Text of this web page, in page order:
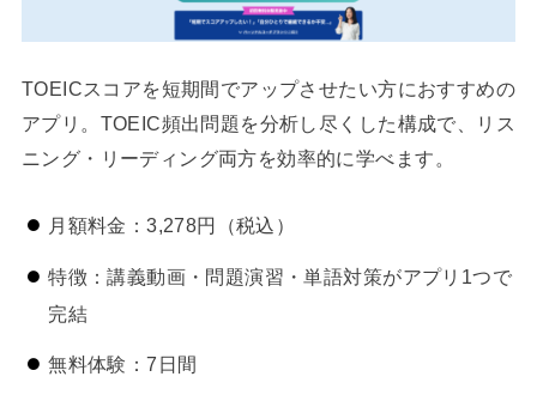
TOEICスコアを短期間でアップさせたい方におすすめの
アプリ。TOEIC頻出問題を分析し尽くした構成で、リス
ニング・リーディング両方を効率的に学べます。
月額料金：3,278円（税込）
特徴：講義動画・問題演習・単語対策がアプリ1つで
完結
無料体験：7日間